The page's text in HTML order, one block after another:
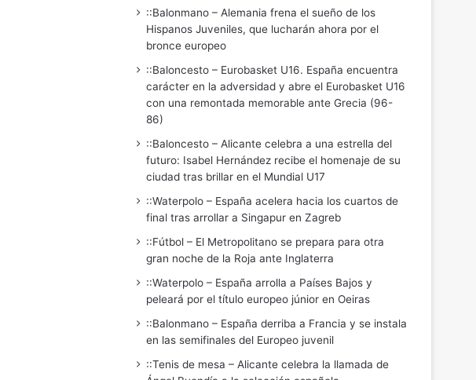
::Balonmano – Alemania frena el sueño de los
Hispanos Juveniles, que lucharán ahora por el
bronce europeo
::Baloncesto – Eurobasket U16. España encuentra
carácter en la adversidad y abre el Eurobasket U16
con una remontada memorable ante Grecia (96-
86)
::Baloncesto – Alicante celebra a una estrella del
futuro: Isabel Hernández recibe el homenaje de su
ciudad tras brillar en el Mundial U17
::Waterpolo – España acelera hacia los cuartos de
final tras arrollar a Singapur en Zagreb
::Fútbol – El Metropolitano se prepara para otra
gran noche de la Roja ante Inglaterra
::Waterpolo – España arrolla a Países Bajos y
peleará por el título europeo júnior en Oeiras
::Balonmano – España derriba a Francia y se instala
en las semifinales del Europeo juvenil
::Tenis de mesa – Alicante celebra la llamada de